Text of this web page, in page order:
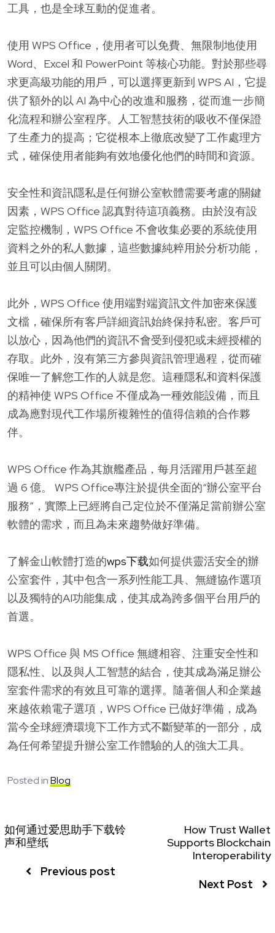
工具，也是全球互動的促進者。
使用 WPS Office，使用者可以免費、無限制地使用
Word、Excel 和 PowerPoint 等核心功能。對於那些尋
求更高級功能的用戶，可以選擇更新到 WPS AI，它提
供了額外的以 AI 為中心的改進和服務，從而進一步簡
化流程和辦公室程序。人工智慧技術的吸收不僅保證
了生產力的提高；它從根本上徹底改變了工作處理方
式，確保使用者能夠有效地優化他們的時間和資源。
安全性和資訊隱私是任何辦公室軟體需要考慮的關鍵
因素，WPS Office 認真對待這項義務。由於沒有設
定監控機制，WPS Office 不會收集必要的系統使用
資料之外的私人數據，這些數據純粹用於分析功能，
並且可以由個人關閉。
此外，WPS Office 使用端對端資訊文件加密來保護
文檔，確保所有客戶詳細資訊始終保持私密。客戶可
以放心，因為他們的資訊不會受到侵犯或未經授權的
存取。此外，沒有第三方參與資訊管理過程，從而確
保唯一了解您工作的人就是您。這種隱私和資料保護
的精神使 WPS Office 不僅成為一種效能設備，而且
成為應對現代工作場所複雜性的值得信賴的合作夥
伴。
WPS Office 作為其旗艦產品，每月活躍用戶甚至超
過 6 億。 WPS Office專注於提供全面的“辦公室平台
服務”，實際上已經將自己定位於不僅滿足當前辦公室
軟體的需求，而且為未來趨勢做好準備。
了解金山軟體打造的wps下载如何提供靈活安全的辦
公室套件，其中包含一系列性能工具、無縫協作選項
以及獨特的AI功能集成，使其成為跨多個平台用戶的
首選。
WPS Office 與 MS Office 無縫相容、注重安全性和
隱私性、以及與人工智慧的結合，使其成為滿足辦公
室套件需求的有效且可靠的選擇。隨著個人和企業越
來越依賴電子選項，WPS Office 已做好準備，成為
當今全球經濟環境下工作方式不斷變革的一部分，成
為任何希望提升辦公室工作體驗的人的強大工具。
Posted inBlog
如何通过爱思助手下载铃
声和壁纸
Previous post
How Trust Wallet
Supports Blockchain
Interoperability
Next Post